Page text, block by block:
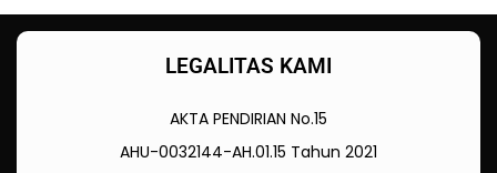
LEGALITAS KAMI
AKTA PENDIRIAN No.15
AHU-0032144-AH.01.15 Tahun 2021